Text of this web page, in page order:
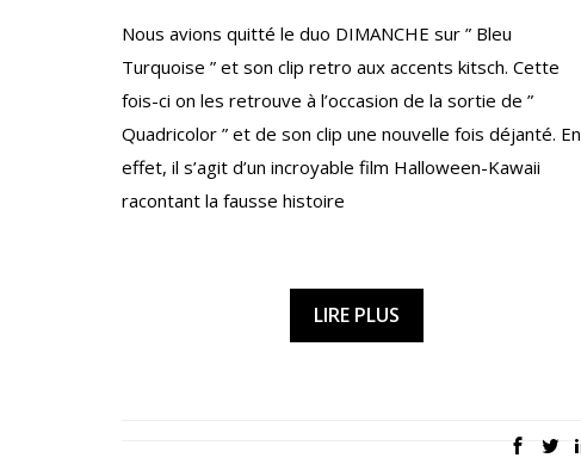
Nous avions quitté le duo DIMANCHE sur ” Bleu
Turquoise ” et son clip retro aux accents kitsch. Cette
fois-ci on les retrouve à l’occasion de la sortie de ”
Quadricolor ” et de son clip une nouvelle fois déjanté. En
effet, il s’agit d’un incroyable film Halloween-Kawaii
racontant la fausse histoire
LIRE PLUS